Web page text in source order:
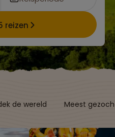
reizen
de wereld Meest